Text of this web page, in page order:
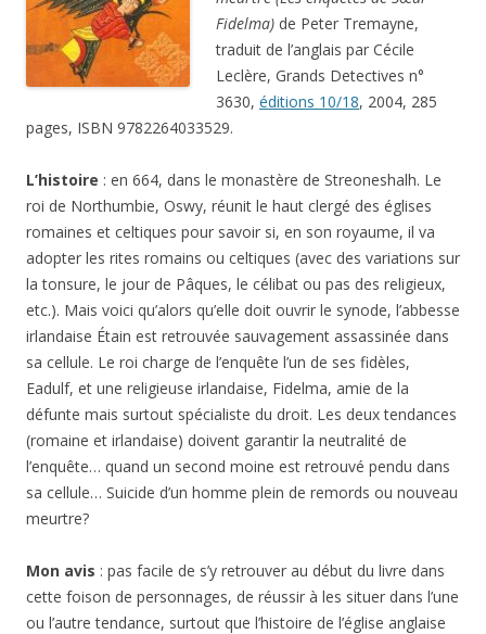
3630,éditions 10/18, 2004, 285
pages, ISBN 9782264033529.
: en 664, dans le monastère de Streoneshalh. Le
roi de Northumbie, Oswy, réunit le haut clergé des églises
adopter les rites romains ou celtiques (avec des variations sur
la tonsure, le jour de Pâques, le célibat ou pas des religieux,
etc.). Mais voici qu’alors qu’elle doit ouvrir le synode, l’abbesse
irlandaise Étain est retrouvée sauvagement assassinée dans
sa cellule. Le roi charge de l’enquête l’un de ses fidèles,
Eadulf, et une religieuse irlandaise, Fidelma, amie de la
défunte mais surtout spécialiste du droit. Les deux tendances
(romaine et irlandaise) doivent garantir la neutralité de
l’enquête… quand un second moine est retrouvé pendu dans
sa cellule… Suicide d’un homme plein de remords ou nouveau
meurtre?
Mon avis: pas facile de s’y retrouver au début du livre dans
cette foison de personnages, de réussir à les situer dans l’une
et irlandaise au 7e siècle, ce n’est pas un sujet qui m’est
familier. Dans d’autres séries des Grands Détectives (je pense
en particulier aux séries avec Frère Cadfael ou l’enquêteur